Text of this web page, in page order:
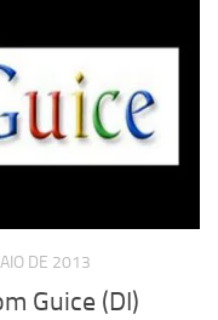
DE 2013
Guice (DI)